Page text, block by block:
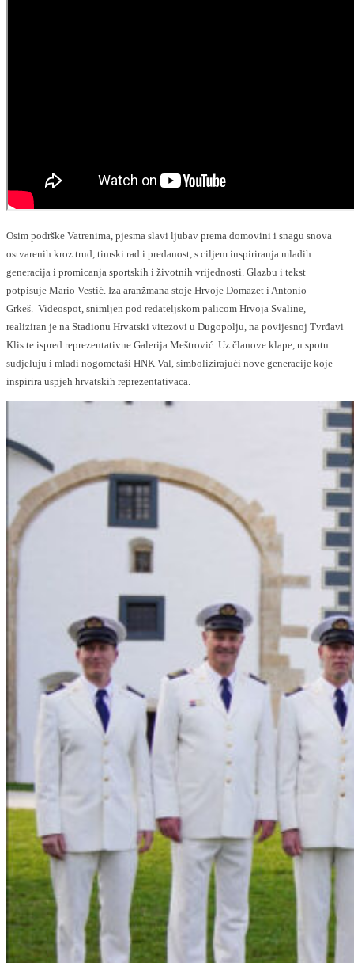
Osim podrške Vatrenima, pjesma slavi ljubav prema domovini i snagu snova
ostvarenih kroz trud, timski rad i predanost, s ciljem inspiriranja mladih
generacija i promicanja sportskih i životnih vrijednosti. Glazbu i tekst
potpisuje Mario Vestić. Iza aranžmana stoje Hrvoje Domazet i Antonio
Grkeš. Videospot, snimljen pod redateljskom palicom Hrvoja Svaline,
realiziran je na Stadionu Hrvatski vitezovi u Dugopolju, na povijesnoj Tvrđavi
Klis te ispred reprezentativne Galerija Meštrović. Uz članove klape, u spotu
sudjeluju i mladi nogometaši HNK Val, simbolizirajući nove generacije koje
inspirira uspjeh hrvatskih reprezentativaca.